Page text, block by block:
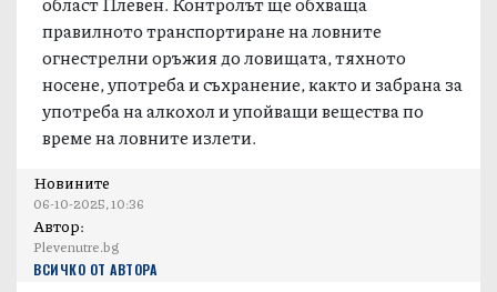
Новините
06-10-2025, 10:36
Автор:
Plevenutre.bg
ВСИЧКО ОТ АВТОРА
правилното транспортиране на ловните
огнестрелни оръжия до ловищата, тяхното
носене, употреба и съхранение, както и забрана за
употреба на алкохол и упойващи вещества по
време на ловните излети.